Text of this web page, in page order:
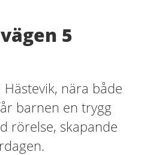
5
nära både
barnen en trygg
rörelse, skapande